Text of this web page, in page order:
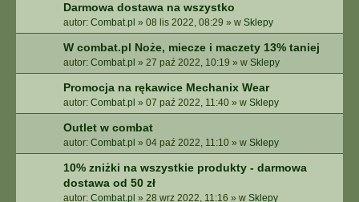
Darmowa dostawa na wszystko
autor: Combat.pl » 08 lis 2022, 08:29 » w Sklepy
W combat.pl Noże, miecze i maczety 13% taniej
autor: Combat.pl » 27 paź 2022, 10:19 » w Sklepy
Promocja na rękawice Mechanix Wear
autor: Combat.pl » 07 paź 2022, 11:40 » w Sklepy
Outlet w combat
autor: Combat.pl » 04 paź 2022, 11:10 » w Sklepy
10% zniżki na wszystkie produkty - darmowa
dostawa od 50 zł
autor: Combat.pl » 28 wrz 2022, 11:16 » w Sklepy